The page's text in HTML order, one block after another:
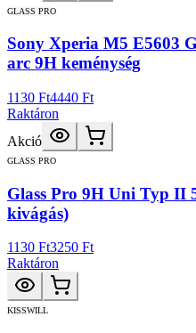
GLASS PRO
Sony Xperia M5 E5603
arc 9H keménység
1130 Ft4440 Ft
Raktáron
Akció
GLASS PRO
Glass Pro 9H Uni Typ II
kivágás)
1130 Ft3250 Ft
Raktáron
KISSWILL